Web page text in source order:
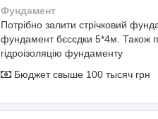
Фундамент
Потрібно залити стрічковий
фундамент бєсєдки 5*4м. Також
гідроізоляцію фундаменту
Бюджет свыше 100 тысяч грн